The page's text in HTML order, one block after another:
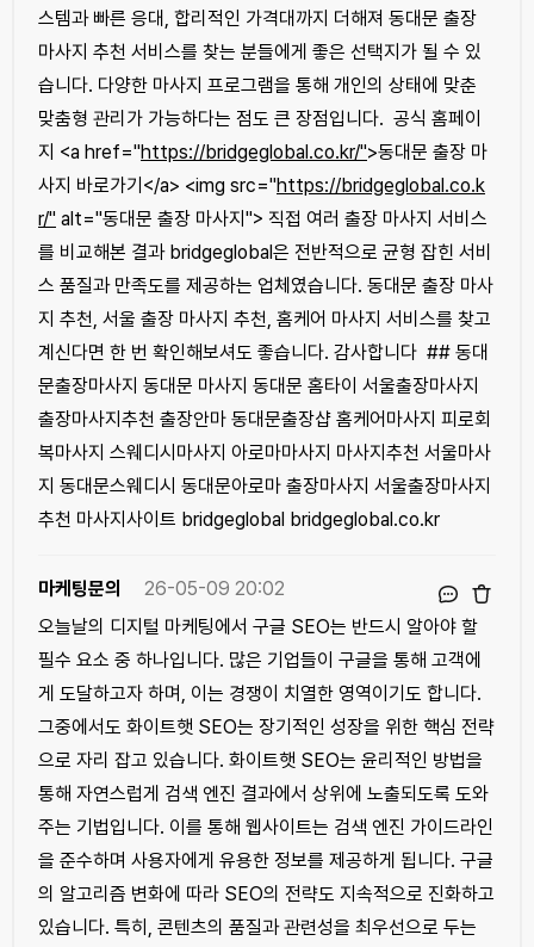
스템과 빠른 응대, 합리적인 가격대까지 더해져 동대문 출장
마사지 추천 서비스를 찾는 분들에게 좋은 선택지가 될 수 있
습니다. 다양한 마사지 프로그램을 통해 개인의 상태에 맞춘
맞춤형 관리가 가능하다는 점도 큰 장점입니다. 공식 홈페이
지 <a href="https://bridgeglobal.co.kr/">동대문 출장 마
사지 바로가기</a> <img src="https://bridgeglobal.co.k
r/" alt="동대문 출장 마사지"> 직접 여러 출장 마사지 서비스
를 비교해본 결과 bridgeglobal은 전반적으로 균형 잡힌 서비
스 품질과 만족도를 제공하는 업체였습니다. 동대문 출장 마사
지 추천, 서울 출장 마사지 추천, 홈케어 마사지 서비스를 찾고
계신다면 한 번 확인해보셔도 좋습니다. 감사합니다 ## 동대
문출장마사지 동대문 마사지 동대문 홈타이 서울출장마사지
출장마사지추천 출장안마 동대문출장샵 홈케어마사지 피로회
복마사지 스웨디시마사지 아로마마사지 마사지추천 서울마사
지 동대문스웨디시 동대문아로마 출장마사지 서울출장마사지
추천 마사지사이트 bridgeglobal bridgeglobal.co.kr
마케팅문의
26-05-09 20:02
오늘날의 디지털 마케팅에서 구글 SEO는 반드시 알아야 할
필수 요소 중 하나입니다. 많은 기업들이 구글을 통해 고객에
게 도달하고자 하며, 이는 경쟁이 치열한 영역이기도 합니다.
그중에서도 화이트햇 SEO는 장기적인 성장을 위한 핵심 전략
으로 자리 잡고 있습니다. 화이트햇 SEO는 윤리적인 방법을
통해 자연스럽게 검색 엔진 결과에서 상위에 노출되도록 도와
주는 기법입니다. 이를 통해 웹사이트는 검색 엔진 가이드라인
을 준수하며 사용자에게 유용한 정보를 제공하게 됩니다. 구글
의 알고리즘 변화에 따라 SEO의 전략도 지속적으로 진화하고
있습니다. 특히, 콘텐츠의 품질과 관련성을 최우선으로 두는